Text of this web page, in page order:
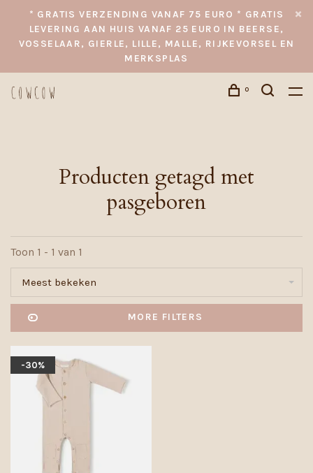
* GRATIS VERZENDING VANAF 75 EURO * GRATIS
LEVERING AAN HUIS VANAF 25 EURO IN BEERSE,
VOSSELAAR, GIERLE, LILLE, MALLE, RIJKEVORSEL EN
MERKSPLAS
0
Producten getagd met
pasgeboren
Toon 1 - 1 van 1
Meest bekeken
MORE FILTERS
-30%